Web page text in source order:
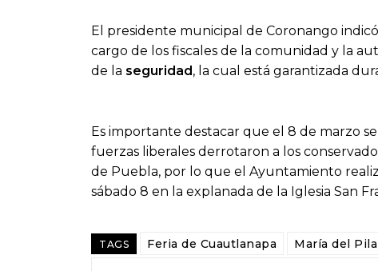
El presidente municipal de Coronango
cargo de los fiscales de la comunidad y la
de la seguridad, la cual está garantizada
Es importante destacar que el 8 de marzo
fuerzas liberales derrotaron a los
de Puebla, por lo que el Ayuntamiento
sábado 8 en la explanada de la Iglesia San
TAGS Feria de Cuautlanapa María del